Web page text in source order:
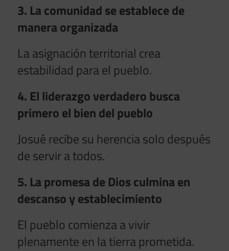
3. La comunidad se establece de
manera organizada
La asignación territorial crea
estabilidad para el pueblo.
4. El liderazgo verdadero busca
primero el bien del pueblo
Josué recibe su herencia solo después
de servir a todos.
5. La promesa de Dios culmina en
descanso y establecimiento
El pueblo comienza a vivir
plenamente en la tierra prometida.